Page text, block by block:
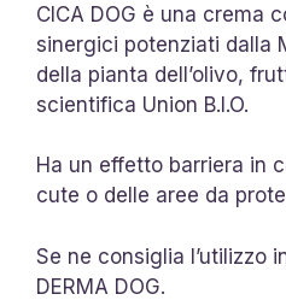
CICA DOG è una crema
sinergici potenziati dalla
della pianta dell’olivo,
scientifica Union B.I.O.
Ha un effetto barriera in
cute o delle aree da
Se ne consiglia l’utilizzo
DERMA DOG.